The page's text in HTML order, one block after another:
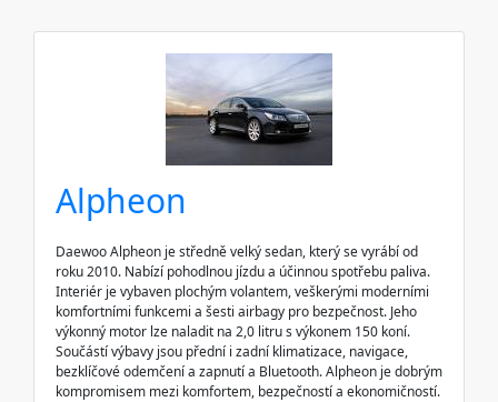
Alpheon
Daewoo Alpheon je středně velký sedan, který se vyrábí od
roku 2010. Nabízí pohodlnou jízdu a účinnou spotřebu paliva.
Interiér je vybaven plochým volantem, veškerými moderními
komfortními funkcemi a šesti airbagy pro bezpečnost. Jeho
výkonný motor lze naladit na 2,0 litru s výkonem 150 koní.
Součástí výbavy jsou přední i zadní klimatizace, navigace,
bezklíčové odemčení a zapnutí a Bluetooth. Alpheon je dobrým
kompromisem mezi komfortem, bezpečností a ekonomičností.